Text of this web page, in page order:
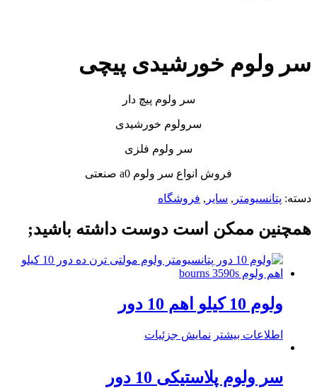
سر ولوم خورشیدی پیچی
سر ولوم پیچ دار
سرولوم خورشیدی
سر ولوم فلزی
فروش انواع سر ولوم a0 صنعتی
دسته: پتانسیومتر , سایر , فروشگاه
همچنین ممکن است دوست داشته باشید;
ولوم 10 کیلو اهم 10 دور
اطلاعات بیشتر نمایش جزئیات
سر ولوم پلاستیکی 10 دور